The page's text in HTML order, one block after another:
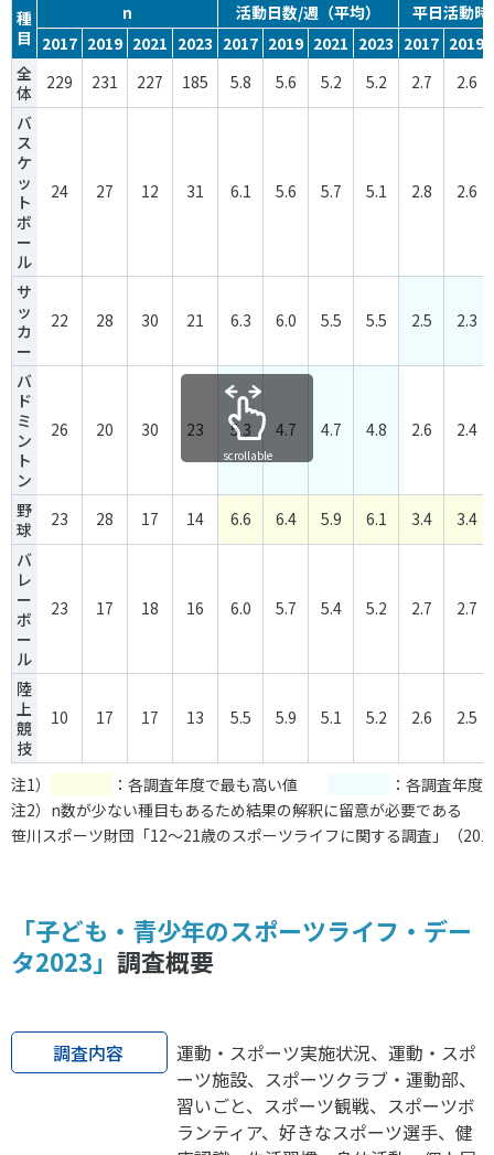
種
目
n 活動日数/週（平均）
平日活動
2017 2019 2021 2023 2017 2019 2021 2023 2017 2019
全
体
229 231 227 185 5.8 5.6 5.2 5.2 2.7
2.6
バ
ス
ケ
ッ
ト
ボ
ー
ル
24 27 12 31 6.1 5.6 5.7 5.1 2.8 2.6
サ
ッ
カ
ー
22 28 30 21 6.3 6.0 5.5 5.5 2.5 2.3
バ
ド
ミ
ン
ト
ン
26 20 30 23 5.3 4.7 4.7 4.8 2.6 2.4
野
球
23 28 17 14 6.6 6.4 5.9 6.1 3.4
3.4
バ
レ
ー
ボ
ー
ル
23 17 18 16 6.0 5.7 5.4 5.2 2.7 2.7
陸
上
競
技
10 17 17 13 5.5 5.9 5.1 5.2 2.6 2.5
注1） ：各調査年度で最も高い値
：各調査年度
注2）n数が少ない種目もあるため結果の解釈に留意が必要である
笹川スポーツ財団「12～21歳のスポーツライフに関する調査」（
scrollable
「子ども・青少年のスポーツライフ・デー
タ2023」 調査概要
調査内容
運動・スポーツ実施状況、運動・スポ
ーツ施設、スポーツクラブ・運動部、
習いごと、スポーツ観戦、スポーツボ
ランティア、好きなスポーツ選手、健